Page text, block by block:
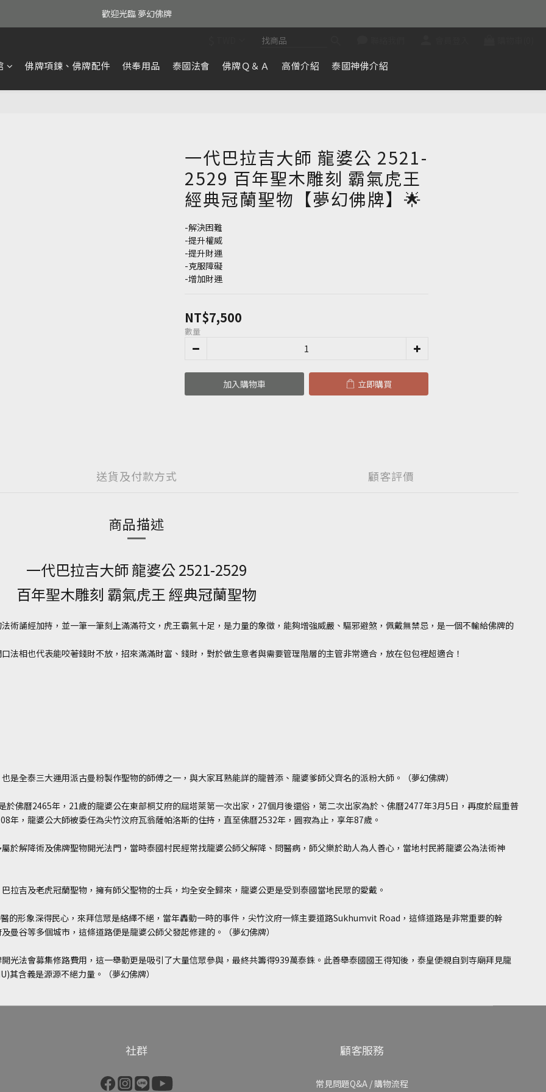
歡迎光臨 夢幻佛牌
佛牌項鍊、佛牌配件 供奉用品 泰國法會 佛牌Ｑ＆Ａ 高僧介紹 泰國神佛介紹
一代巴拉吉大師 龍婆公 2521-
2529 百年聖木雕刻 霸氣虎王
經典冠蘭聖物【夢幻佛牌】🌟
-解決困難
-提升權威
-提升財運
-克服障礙
-增加財運
NT$7,500
數量
加入購物車 立即購買
送貨及付款方式 顧客評價
商品描述
一代巴拉吉大師 龍婆公 2521-2529
百年聖木雕刻 霸氣虎王 經典冠蘭聖物
誦經加持，並一筆一筆刻上滿滿符文，虎王霸氣十足，是力量的象徵，能夠增強威嚴、驅邪避煞，佩戴無禁忌，是一個不輸給佛牌的
法相也代表能咬著錢財不放，招來滿滿財富、錢財，對於做生意者與需要管理階層的主管非常適合，放在包包裡超適合！
全泰三大運用派古曼粉製作聖物的師傅之一，與大家耳熟能詳的龍普添、龍婆爹師父齊名的派粉大師。（夢幻佛牌）
佛曆2465年，21歲的龍婆公在東部桐艾府的屈塔萊第一次出家，27個月後還俗，第二次出家為於、佛曆2477年3月5日，再度於屈重普
年，龍婆公大師被委任為尖竹汶府瓦翁薩帕洛斯的住持，直至佛曆2532年，圓寂為止，享年87歲。
於解降術及佛牌聖物開光法門，當時泰國村民經常找龍婆公師父解降、問醫病，師父樂於助人為人善心，當地村民將龍婆公為法術神
拉吉及老虎冠蘭聖物，擁有師父聖物的士兵，均全安全歸來，龍婆公更是受到泰國當地民眾的愛戴。
形象深得民心，來拜信眾是絡繹不絕，當年轟動一時的事件，尖竹汶府一條主要道路Sukhumvit Road，這條道路是非常重要的幹
谷等多個城市，這條道路便是龍婆公師父發起修建的。（夢幻佛牌）
光法會募集修路費用，這一舉動更是吸引了大量信眾參與，最終共籌得939萬泰銖。此善舉泰國國王得知後，泰皇便親自到寺廟拜見龍
其含義是源源不絕力量。（夢幻佛牌）
社群 顧客服務
常見問題Q&A / 購物流程